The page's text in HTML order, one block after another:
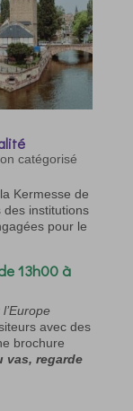
catégorisé
Kermesse de
des institutions
pour le
13h00 à
avec des
brochure
vas, regarde